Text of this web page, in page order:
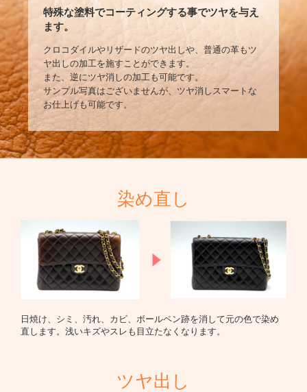
特殊な塗料でコーティングする事でツヤを与え
ます。
クロコダイルやリザードのツヤ出しや、普通の革もツ
ヤ出しの加工を施すことができます。
また、逆にツヤ消しの加工も可能です。
サンプル写真はございませんが、ツヤ消しスマートな
お仕上げも可能です。
染め直し
日焼け、シミ、汚れ、カビ、ボールペン跡を消して元の色で染め
直します。浅いキズやスレも目立たなくなります。
ツヤ出し